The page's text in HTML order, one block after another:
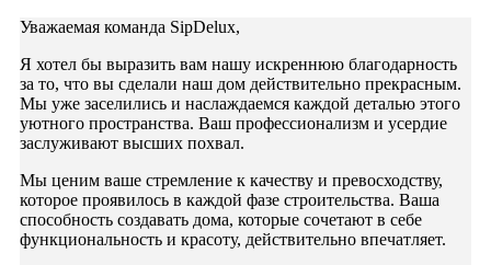
Уважаемая команда SipDelux,
Я хотел бы выразить вам нашу искреннюю благодарность
за то, что вы сделали наш дом действительно прекрасным.
Мы уже заселились и наслаждаемся каждой деталью этого
уютного пространства. Ваш профессионализм и усердие
заслуживают высших похвал.
Мы ценим ваше стремление к качеству и превосходству,
которое проявилось в каждой фазе строительства. Ваша
способность создавать дома, которые сочетают в себе
функциональность и красоту, действительно впечатляет.